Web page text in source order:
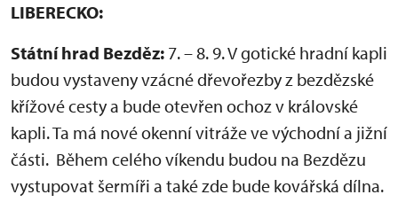
LIBERECKO:
Státní hrad Bezděz: 7. – 8. 9. V gotické hradní kapli
budou vystaveny vzácné dřevořezby z bezdězské
křížové cesty a bude otevřen ochoz v královské
kapli. Ta má nové okenní vitráže ve východní a jižní
části. Během celého víkendu budou na Bezdězu
vystupovat šermíři a také zde bude kovářská dílna.